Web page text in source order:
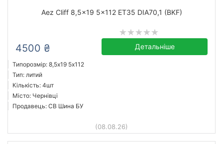
Aez Cliff 8,5x19 5x112 ET35 DIA70,1 (BKF)
4500 ₴ Детальніше
Типорозмір: 8,5x19 5х112
Тип: литий
Кількість: 4шт
Місто: Чернівці
Продавець: СВ Шина БУ
(08.08.26)